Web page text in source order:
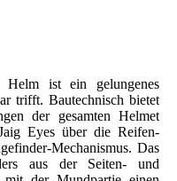
ist ein gelungenes
trifft. Bautechnisch bietet
der gesamten Helmet
Eyes über die Reifen-
Mechanismus. Das
aus der Seiten- und